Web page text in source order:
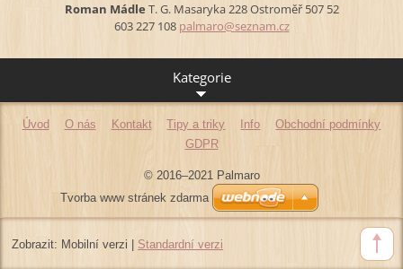
Roman Mádle T. G. Masaryka 228Ostroměř507 52
603 227 108 palmaro@seznam.cz
Kategorie
Úvod O nás Kontakt Tipy a triky Info
Obchodní podmínky
GDPR
© 2016–2021 Palmaro
Tvorba www stránek zdarma
Zobrazit: Mobilní verzi Standardní verzi